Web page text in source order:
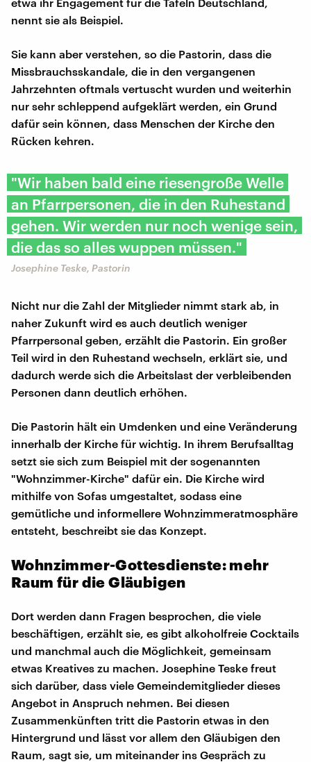
nennt sie als Beispiel.
Sie kann aber verstehen, so die Pastorin, dass die
Missbrauchsskandale, die in den vergangenen
Jahrzehnten oftmals vertuscht wurden und weiterhin
nur sehr schleppend aufgeklärt werden, ein Grund
dafür sein können, dass Menschen der Kirche den
Rücken kehren.
"Wir haben bald eine riesengroße Welle
an Pfarrpersonen, die in den Ruhestand
gehen. Wir werden nur noch wenige sein,
die das so alles wuppen müssen."
Josephine Teske, Pastorin
Nicht nur die Zahl der Mitglieder nimmt stark ab, in
naher Zukunft wird es auch deutlich weniger
Pfarrpersonal geben, erzählt die Pastorin. Ein großer
Teil wird in den Ruhestand wechseln, erklärt sie, und
dadurch werde sich die Arbeitslast der verbleibenden
Personen dann deutlich erhöhen.
Die Pastorin hält ein Umdenken und eine Veränderung
innerhalb der Kirche für wichtig. In ihrem Berufsalltag
setzt sie sich zum Beispiel mit der sogenannten
"Wohnzimmer-Kirche" dafür ein. Die Kirche wird
mithilfe von Sofas umgestaltet, sodass eine
gemütliche und informellere Wohnzimmeratmosphäre
entsteht, beschreibt sie das Konzept.
Wohnzimmer-Gottesdienste: mehr
Raum für die Gläubigen
Dort werden dann Fragen besprochen, die viele
beschäftigen, erzählt sie, es gibt alkoholfreie Cocktails
und manchmal auch die Möglichkeit, gemeinsam
etwas Kreatives zu machen. Josephine Teske freut
sich darüber, dass viele Gemeindemitglieder dieses
Angebot in Anspruch nehmen. Bei diesen
Zusammenkünften tritt die Pastorin etwas in den
Hintergrund und lässt vor allem den Gläubigen den
Raum, sagt sie, um miteinander ins Gespräch zu